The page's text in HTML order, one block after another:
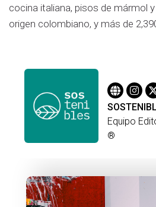
cocina italiana, pisos de mármol
origen colombiano, y más de
Equipo
®